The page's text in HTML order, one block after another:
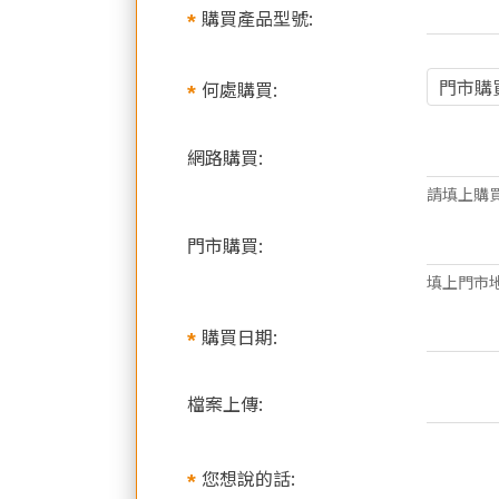
購買產品型號:
何處購買:
網路購買:
請填上購
門市購買:
填上門市
購買日期:
檔案上傳:
您想說的話: